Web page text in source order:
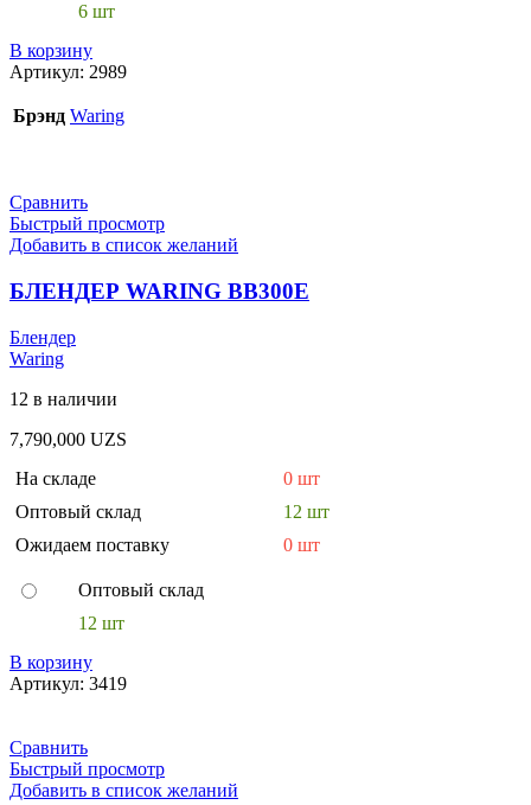
6 шт
В корзину
Артикул: 2989
Брэнд Waring
Сравнить
Быстрый просмотр
Добавить в список желаний
БЛЕНДЕР WARING BB300E
Блендер
Waring
12 в наличии
7,790,000 UZS
На складе
0 шт
Оптовый склад
12 шт
Ожидаем поставку
0 шт
Оптовый склад
12 шт
В корзину
Артикул: 3419
Сравнить
Быстрый просмотр
Добавить в список желаний